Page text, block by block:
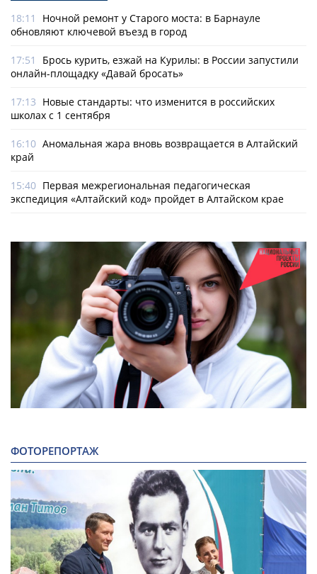
18:11
Ночной ремонт у Старого моста: в Барнауле
обновляют ключевой въезд в город
17:51
Брось курить, езжай на Курилы: в России запустили
онлайн-­площадку «Давай бросать»
17:13 Новые стандарты: что изменится в российских
школах с 1 сентября
16:10 Аномальная жара вновь возвращается в Алтайский
край
15:40 Первая межрегиональная педагогическая
экспедиция «Алтайский код» пройдет в Алтайском крае
ФОТОРЕПОРТАЖ